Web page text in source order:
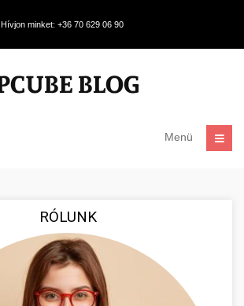
Hívjon minket: +36 70 629 06 90
Menü
RÓLUNK